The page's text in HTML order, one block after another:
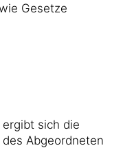
Gesetze
sich die
Abgeordneten